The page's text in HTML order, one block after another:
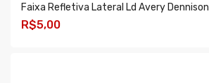
Faixa Refletiva Lateral Ld Avery Dennison
R$5,00